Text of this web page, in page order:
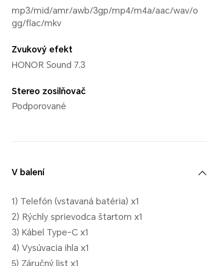
Rozlíšenie videa
*Skutočné rozlíšenie obrazu sa
Podporuje nahrávanie videa
2520 × 1080)
Režimy fotografie
Portrét (vrátane režimu
Filter, Zachytenie úsmevu,